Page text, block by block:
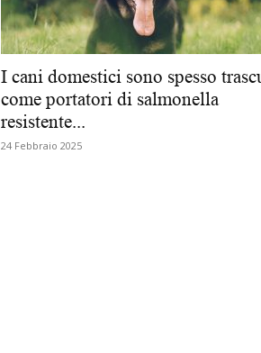
I cani domestici sono spesso
come portatori di salmonella
resistente...
24 Febbraio 2025